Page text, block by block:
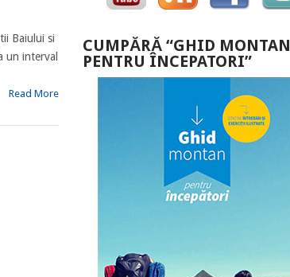
Baiului si
un interval
Read More
CUMPĂRĂ “GHID MONTAN
PENTRU ÎNCEPATORI”